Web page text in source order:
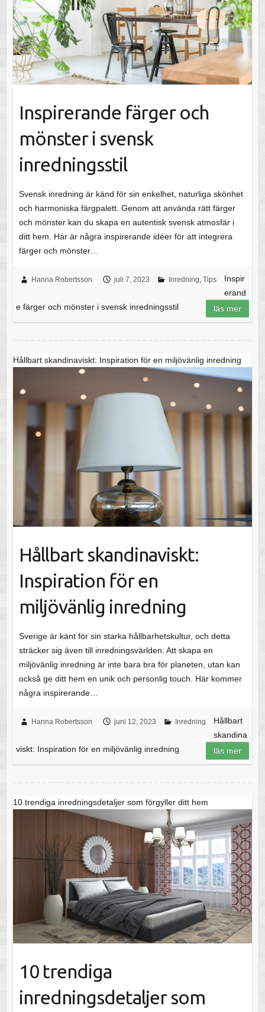
Inspirerande färger och
mönster i svensk
inredningsstil
Svensk inredning är känd för sin enkelhet, naturliga skönhet
och harmoniska färgpalett. Genom att använda rätt färger
och mönster kan du skapa en autentisk svensk atmosfär i
ditt hem. Här är några inspirerande idéer för att integrera
färger och mönster…
Hanna Robertsson juli 7, 2023 Inredning, Tips
Inspir
erand
e färger och mönster i svensk inredningsstil
läs mer
Hållbart skandinaviskt: Inspiration för en miljövänlig inredning
Hållbart skandinaviskt:
Inspiration för en
miljövänlig inredning
Sverige är känt för sin starka hållbarhetskultur, och detta
sträcker sig även till inredningsvärlden. Att skapa en
miljövänlig inredning är inte bara bra för planeten, utan kan
också ge ditt hem en unik och personlig touch. Här kommer
några inspirerande…
Hanna Robertsson juni 12, 2023 Inredning
Hållbart
skandina
viskt: Inspiration för en miljövänlig inredning
läs mer
10 trendiga inredningsdetaljer som förgyller ditt hem
10 trendiga
inredningsdetaljer som